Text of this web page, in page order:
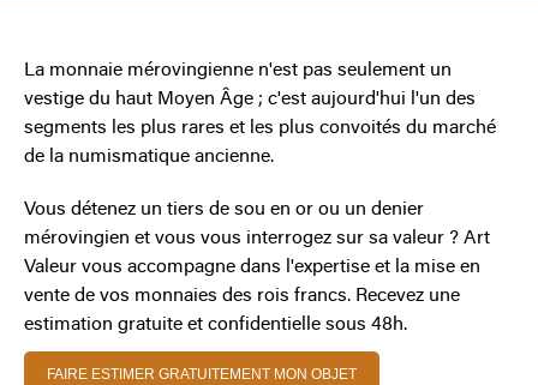
La monnaie mérovingienne n'est pas seulement un
vestige du haut Moyen Âge ; c'est aujourd'hui l'un des
segments les plus rares et les plus convoités du marché
de la numismatique ancienne.
Vous détenez un tiers de sou en or ou un denier
mérovingien et vous vous interrogez sur sa valeur ? Art
Valeur vous accompagne dans l'expertise et la mise en
vente de vos monnaies des rois francs. Recevez une
estimation gratuite et confidentielle sous 48h.
FAIRE ESTIMER GRATUITEMENT MON OBJET